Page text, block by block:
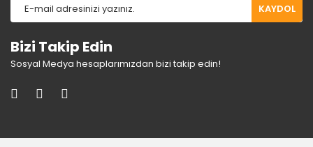
KAYDOL
Bizi Takip Edin
Sosyal Medya hesaplarımızdan bizi takip edin!